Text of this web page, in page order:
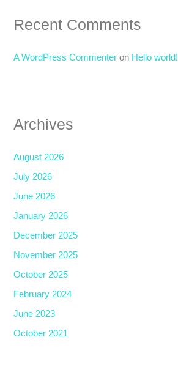
Recent Comments
A WordPress Commenter on Hello world!
Archives
August 2026
July 2026
June 2026
January 2026
December 2025
November 2025
October 2025
February 2024
June 2023
October 2021